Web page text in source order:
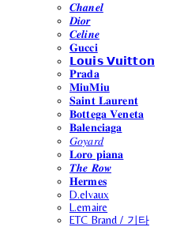
𝑪𝒉𝒂𝒏𝒆𝒍
𝑫𝒊𝒐𝒓
𝑪𝒆𝒍𝒊𝒏𝒆
𝐆𝐮𝐜𝐜𝐢
𝗟𝗼𝘂𝗶𝘀 𝗩𝘂𝗶𝘁𝘁𝗼𝗻
𝐏𝐫𝐚𝐝𝐚
𝐌𝐢𝐮𝐌𝐢𝐮
𝐒𝐚𝐢𝐧𝐭 𝐋𝐚𝐮𝐫𝐞𝐧𝐭
𝐁𝐨𝐭𝐭𝐞𝐠𝐚 𝐕𝐞𝐧𝐞𝐭𝐚
𝐁𝐚𝐥𝐞𝐧𝐜𝐢𝐚𝐠𝐚
𝐺𝑜𝑦𝑎𝑟𝑑
𝐋𝐨𝐫𝐨 𝐩𝐢𝐚𝐧𝐚
𝑻𝒉𝒆 𝑹𝒐𝒘
𝐇𝐞𝐫𝐦𝐞𝐬
D.elvaux
L.emaire
ETC Brand / 기타